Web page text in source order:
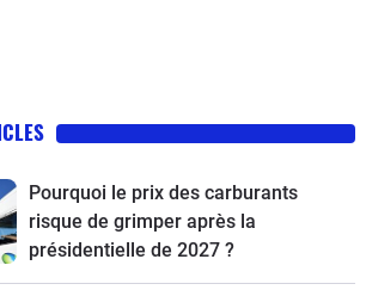
Pourquoi le prix des carburants
risque de grimper après la
présidentielle de 2027 ?